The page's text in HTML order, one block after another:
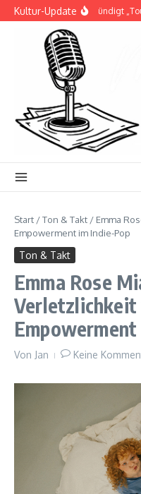
Zum Inhalt springen
Kultur-UpdateDoja Cat kündigt
Start /Ton & Takt / Emma
Empowerment im Indie-Pop
Ton & Takt
Emma Rose
Verletzlichkeit
Von Jan Keine